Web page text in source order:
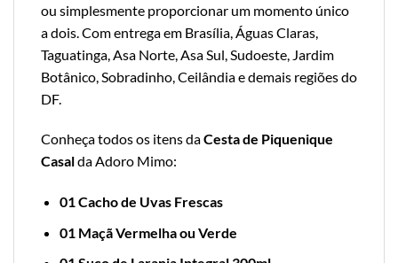
ou simplesmente proporcionar um momento único
a dois. Com entrega em Brasília, Águas Claras,
Taguatinga, Asa Norte, Asa Sul, Sudoeste, Jardim
Botânico, Sobradinho, Ceilândia e demais regiões do
DF.
Conheça todos os itens daCesta de Piquenique
Casalda Adoro Mimo:
01 Cacho de Uvas Frescas
01 Maçã Vermelha ou Verde